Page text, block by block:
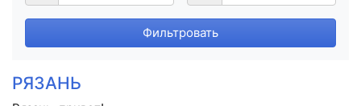
Фильтровать
РЯЗАНЬ